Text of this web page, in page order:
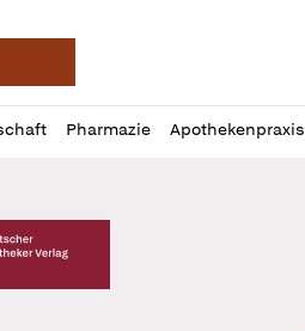
Pharmazie Apothekenpraxis
Verlag Logo